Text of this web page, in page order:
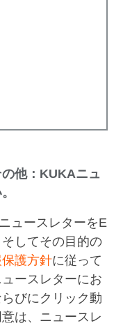
他：KUKAニュ
ュースレターをE
してその目的の
護方針に従って
ースレターにお
びにクリック動
は、ニュースレ